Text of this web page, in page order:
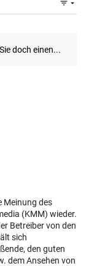
Meinung des
(KMM) wieder.
Betreiber von den
sich
den guten
dem Ansehen von